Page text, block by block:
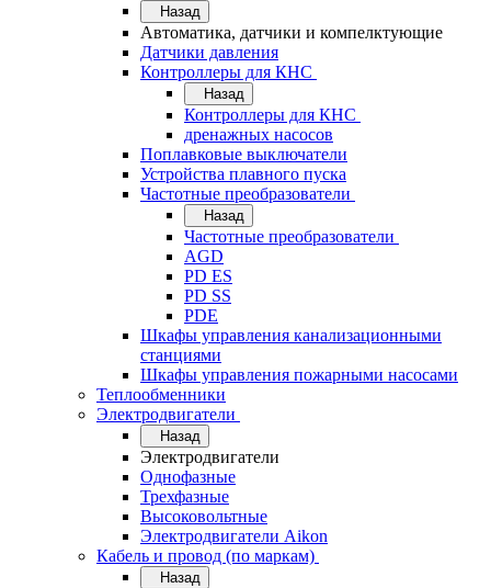
Назад
Автоматика, датчики и компелктующие
Датчики давления
Контроллеры для КНС
Назад
Контроллеры для КНС
дренажных насосов
Поплавковые выключатели
Устройства плавного пуска
Частотные преобразователи
Назад
Частотные преобразователи
AGD
PD ES
PD SS
PDE
Шкафы управления канализационными
станциями
Шкафы управления пожарными насосами
Теплообменники
Электродвигатели
Назад
Электродвигатели
Однофазные
Трехфазные
Высоковольтные
Электродвигатели Aikon
Кабель и провод (по маркам)
Назад